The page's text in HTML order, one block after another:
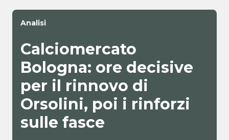
Analisi
Calciomercato
Bologna: ore decisive
per il rinnovo di
Orsolini, poi i rinforzi
sulle fasce